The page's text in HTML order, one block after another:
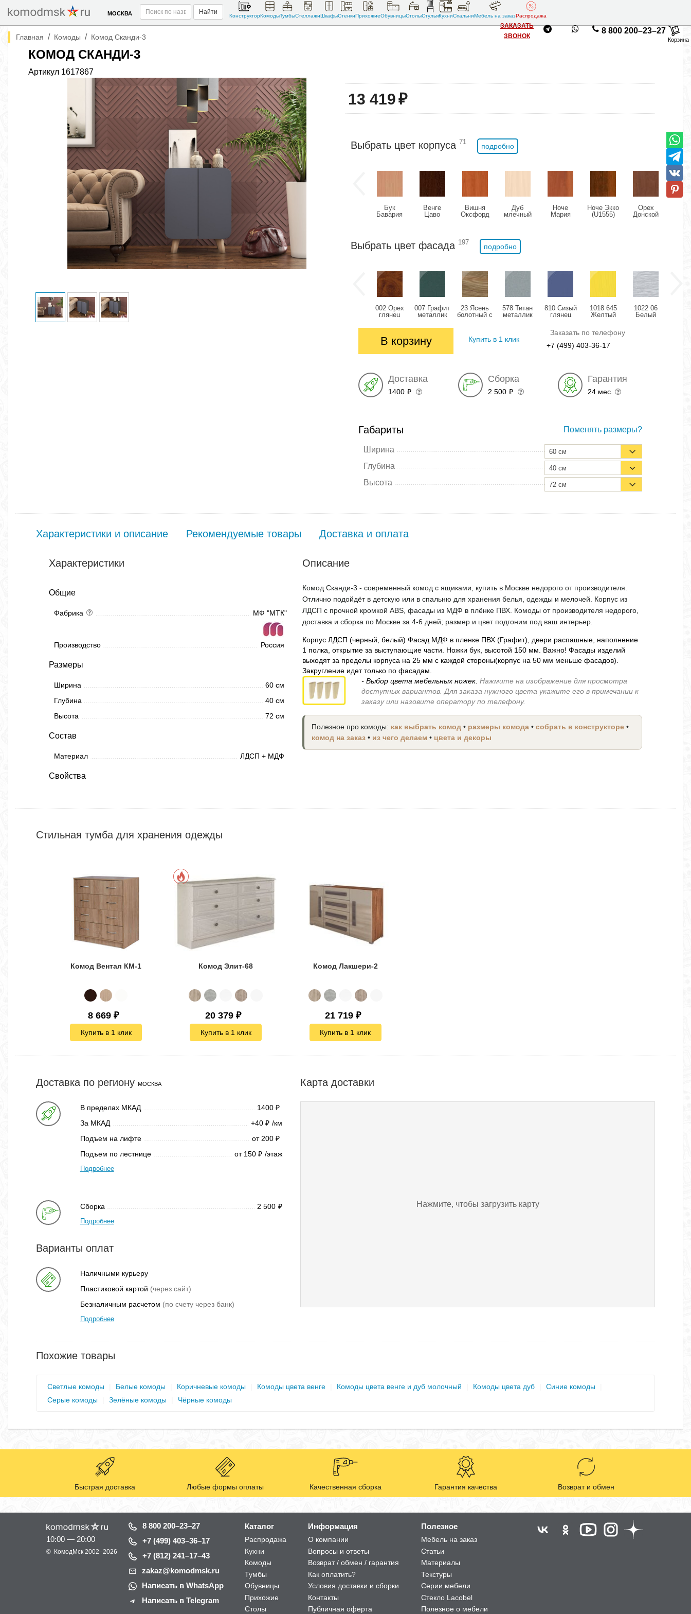
МОСКВА Найти
КонструкторКомодыТумбыСтеллажиШкафыСтенкиПрихожиеОбувницыСтолыСтульяКухниСпальниМебель на заказРаспродажа
ЗАКАЗАТЬ
ЗВОНОК
8 800 200–23–27
Корзина
Главная / Комоды / Комод Сканди-3
КОМОД СКАНДИ-3
Артикул 1617867
13 419₽
Выбрать цвет корпуса 71
подробно
Бук
Бавария
Венге
Цаво
Вишня
Оксфорд
Дуб
млечный
Ноче
Мария
Ноче Экко
(U1555)
Орех
Донской
Выбрать цвет фасада 197
подробно
002 Орех
глянец
007 Графит
металлик
23 Ясень
болотный с
578 Титан
металлик
810 Сизый
глянец
1018 645
Желтый
глянец
1022 06
Белый
В корзину Купить в 1 клик
Заказать по телефону
+7 (499) 403-36-17
Доставка
1400 ₽
Сборка
2 500 ₽
Гарантия
24 мес.
Габариты Поменять размеры?
Ширина 60 см
Глубина 40 см
Высота 72 см
Характеристики и описание Рекомендуемые товары Доставка и оплата
Характеристики
Общие
Фабрика МФ "МТК"
Производство Россия
Размеры
Ширина
60 см
Глубина
40 см
Высота
72 см
Состав
Материал ЛДСП + МДФ
Свойства
Описание
Комод Сканди-3 - современный комод с ящиками, купить в Москве недорого от производителя.
Отлично подойдёт в детскую или в спальню для хранения белья, одежды и мелочей. Корпус из
ЛДСП с прочной кромкой ABS, фасады из МДФ в плёнке ПВХ. Комоды от производителя недорого,
доставка и сборка по Москве за 4-6 дней; размер и цвет подгоним под ваш интерьер.
Корпус ЛДСП (черный, белый) Фасад МДФ в пленке ПВХ (Графит), двери распашные, наполнение
1 полка, открытие за выступающие части. Ножки бук, высотой 150 мм. Важно! Фасады изделий
выходят за пределы корпуса на 25 мм с каждой стороны(корпус на 50 мм меньше фасадов).
Закругление идет только по фасадам.
- Выбор цвета мебельных ножек.Нажмите на изображение для просмотра
доступных вариантов. Для заказа нужного цвета укажите его в примечании к
заказу или назовите оператору по телефону.
Полезное про комоды: как выбрать комод • размеры комода •собрать в конструкторе •
комод на заказ • из чего делаем • цвета и декоры
Стильная тумба для хранения одежды
Комод Вентал КМ-1
8 669 ₽
Купить в 1 клик
Комод Элит-68
20 379 ₽
Купить в 1 клик
Комод Лакшери-2
21 719 ₽
Купить в 1 клик
Доставка по региону МОСКВА
В пределах МКАД 1400 ₽
За МКАД +40 ₽ /км
Подъем на лифте
от 200 ₽
Подъем по лестнице от 150 ₽ /этаж
Подробнее
Сборка 2 500 ₽
Подробнее
Варианты оплат
Наличными курьеру
Пластиковой картой (через сайт)
Безналичным расчетом (по счету через банк)
Подробнее
Карта доставки
Нажмите, чтобы загрузить карту
Похожие товары
Светлые комоды Белые комоды Коричневые комоды Комоды цвета венге Комоды цвета венге и дуб молочный Комоды цвета дуб Синие комоды
Серые комоды
Зелёные комоды Чёрные комоды
Быстрая доставка Любые формы оплаты Качественная сборка Гарантия качества Возврат и обмен
10:00 — 20:00
© КомодМск 2002–2026
8 800 200–23–27
+7 (499) 403–36–17
+7 (812) 241–17–43
zakaz@komodmsk.ru
Написать в WhatsApp
Написать в Telegram
Каталог
Распродажа
Кухни
Комоды
Тумбы
Обувницы
Прихожие
Столы
Информация
О компании
Вопросы и ответы
Возврат / обмен / гарантия
Как оплатить?
Условия доставки и сборки
Контакты
Публичная оферта
Полезное
Мебель на заказ
Статьи
Материалы
Текстуры
Серии мебели
Стекло Lacobel
Полезное о мебели